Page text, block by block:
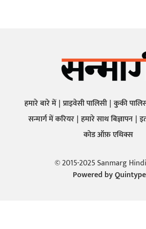
हमारे बारे में प्राइवेसी पालिसी कुकी
सन्मार्ग में करियर हमारे साथ बिज्ञापन
कोड ऑफ़ एथिक्स
© 2015-2025 Sanmarg
Powered byQuintype